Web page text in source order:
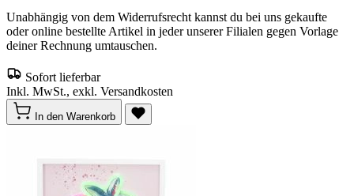
Unabhängig von dem Widerrufsrecht kannst du bei uns gekaufte
oder online bestellte Artikel in jeder unserer Filialen gegen Vorlage
deiner Rechnung umtauschen.
Sofort lieferbar
Inkl. MwSt., exkl. Versandkosten
In den Warenkorb